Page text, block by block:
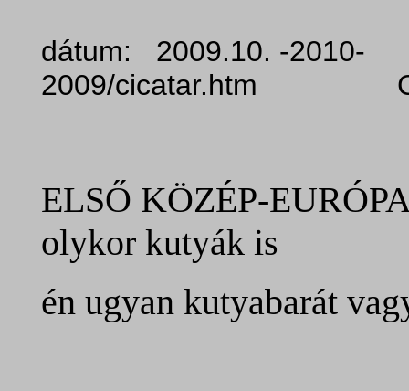
dátum: 2009.10. -2010-
2009/cicatar.htm C.
ELSŐ KÖZÉP-
olykor kutyák is
én ugyan kutyabarát